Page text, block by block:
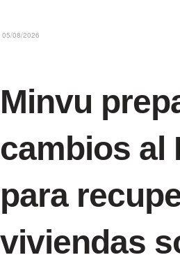
05/08/2026
Minvu
cambios al
para
viviendas